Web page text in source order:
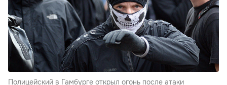
Полицейский в Гамбурге открыл огонь после атаки